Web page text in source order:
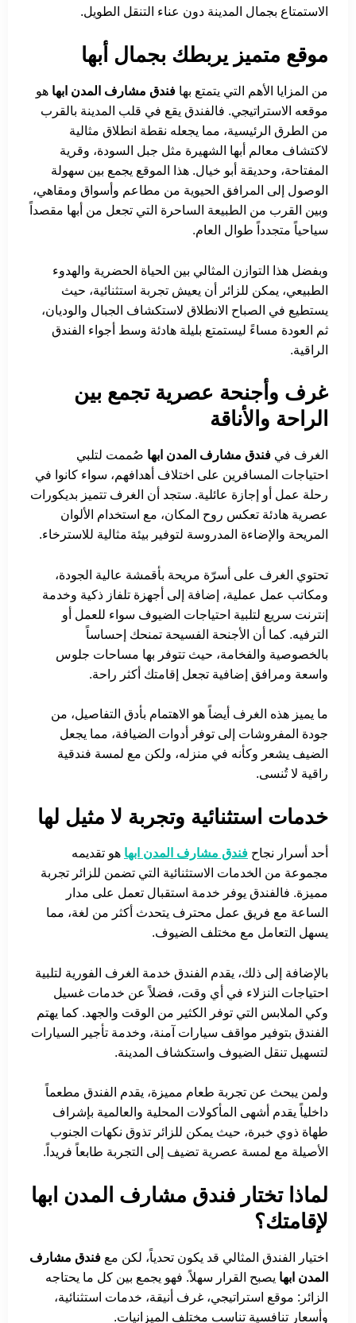
الاستمتاع بجمال المدينة دون عناء التنقل الطويل.
موقع متميز يربطك بجمال أبها
من المزايا الأهم التي يتمتع بها فندق مشارف المدن ابها هو
موقعه الاستراتيجي. فالفندق يقع في قلب المدينة بالقرب
من الطرق الرئيسية، مما يجعله نقطة انطلاق مثالية
لاكتشاف معالم أبها الشهيرة مثل جبل السودة، وقرية
المفتاحة، وحديقة أبو خيال. هذا الموقع يجمع بين سهولة
الوصول إلى المرافق الحيوية من مطاعم وأسواق ومقاهي،
وبين القرب من الطبيعة الساحرة التي تجعل من أبها مقصداً
سياحياً متجدداً طوال العام.
وبفضل هذا التوازن المثالي بين الحياة الحضرية والهدوء
الطبيعي، يمكن للزائر أن يعيش تجربة استثنائية، حيث
يستطيع في الصباح الانطلاق لاستكشاف الجبال والوديان،
ثم العودة مساءً ليستمتع بليلة هادئة وسط أجواء الفندق
الراقية.
غرف وأجنحة عصرية تجمع بين
الراحة والأناقة
الغرف في فندق مشارف المدن ابها صُممت لتلبي
احتياجات المسافرين على اختلاف أهدافهم، سواء كانوا في
رحلة عمل أو إجازة عائلية. ستجد أن الغرف تتميز بديكورات
عصرية هادئة تعكس روح المكان، مع استخدام الألوان
المريحة والإضاءة المدروسة لتوفير بيئة مثالية للاسترخاء.
تحتوي الغرف على أسرّة مريحة بأقمشة عالية الجودة،
ومكاتب عمل عملية، إضافة إلى أجهزة تلفاز ذكية وخدمة
إنترنت سريع لتلبية احتياجات الضيوف سواء للعمل أو
الترفيه. كما أن الأجنحة الفسيحة تمنحك إحساساً
بالخصوصية والفخامة، حيث تتوفر بها مساحات جلوس
واسعة ومرافق إضافية تجعل إقامتك أكثر راحة.
ما يميز هذه الغرف أيضاً هو الاهتمام بأدق التفاصيل، من
جودة المفروشات إلى توفر أدوات الضيافة، مما يجعل
الضيف يشعر وكأنه في منزله، ولكن مع لمسة فندقية
راقية لا تُنسى.
خدمات استثنائية وتجربة لا مثيل لها
أحد أسرار نجاح فندق مشارف المدن ابها هو تقديمه
مجموعة من الخدمات الاستثنائية التي تضمن للزائر تجربة
مميزة. فالفندق يوفر خدمة استقبال تعمل على مدار
الساعة مع فريق عمل محترف يتحدث أكثر من لغة، مما
يسهل التعامل مع مختلف الضيوف.
بالإضافة إلى ذلك، يقدم الفندق خدمة الغرف الفورية لتلبية
احتياجات النزلاء في أي وقت، فضلاً عن خدمات غسيل
وكي الملابس التي توفر الكثير من الوقت والجهد. كما يهتم
الفندق بتوفير مواقف سيارات آمنة، وخدمة تأجير السيارات
لتسهيل تنقل الضيوف واستكشاف المدينة.
ولمن يبحث عن تجربة طعام مميزة، يقدم الفندق مطعماً
داخلياً يقدم أشهى المأكولات المحلية والعالمية بإشراف
طهاة ذوي خبرة، حيث يمكن للزائر تذوق نكهات الجنوب
الأصيلة مع لمسة عصرية تضيف إلى التجربة طابعاً فريداً.
لماذا تختار فندق مشارف المدن ابها
لإقامتك؟
اختيار الفندق المثالي قد يكون تحدياً، لكن مع فندق مشارف
المدن ابها يصبح القرار سهلاً. فهو يجمع بين كل ما يحتاجه
الزائر: موقع استراتيجي، غرف أنيقة، خدمات استثنائية،
وأسعار تنافسية تناسب مختلف الميزانيات.